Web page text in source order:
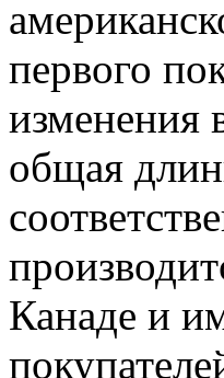
первого
изменения
общая
Канаде и